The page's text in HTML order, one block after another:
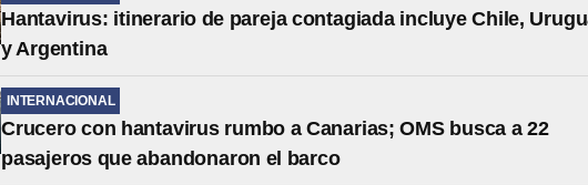
Hantavirus: itinerario de pareja contagiada incluye Chile,
y Argentina
INTERNACIONAL
Crucero con hantavirus rumbo a Canarias; OMS busca a 22
pasajeros que abandonaron el barco